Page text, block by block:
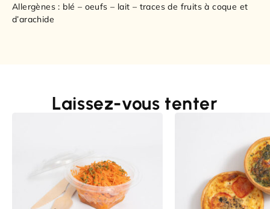
Allergènes : blé – oeufs – lait – traces de fruits à coque et
d’arachide
Laissez-vous tenter